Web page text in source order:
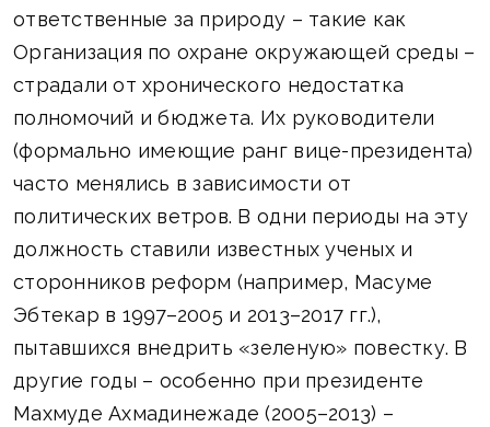
ответственные за природу – такие как
Организация по охране окружающей среды –
страдали от хронического недостатка
полномочий и бюджета. Их руководители
(формально имеющие ранг вице-президента)
часто менялись в зависимости от
политических ветров. В одни периоды на эту
должность ставили известных ученых и
сторонников реформ (например, Масуме
Эбтекар в 1997–2005 и 2013–2017 гг.),
пытавшихся внедрить «зеленую» повестку. В
другие годы – особенно при президенте
Махмуде Ахмадинежаде (2005–2013) –